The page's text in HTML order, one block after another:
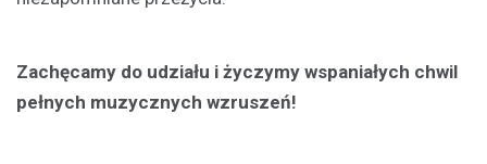
Zachęcamy do udziału i życzymy wspaniałych chwil
pełnych muzycznych wzruszeń!